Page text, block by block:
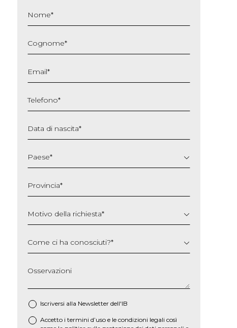
Nome*
Cognome*
Email*
Telefono*
Data di nascita*
slash
MM
AAAA
Paese*
Provincia*
Motivo della richiesta*
Come ci ha conosciuti?*
Osservazioni
Iscriversi alla Newsletter dell'IB
* Accetto i termini d’uso e le condizioni legali così